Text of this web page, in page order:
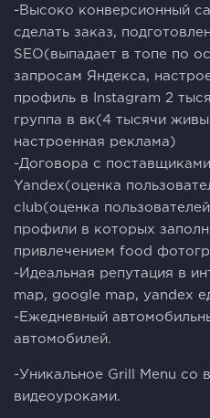
-Высоко конверсионный
сделать заказ,
SEO(выпадает в топе по
запросам Яндекса,
профиль в Instagram 2
группа в вк(4 тысячи
настроенная реклама)
-Договора с
Yandex(оценка
club(оценка
профили в которых
привлечением food
-Идеальная репутация в
map, google map, yandex
-Ежедневный
автомобилей.
-Уникальное Grill Menu со
видеоуроками.